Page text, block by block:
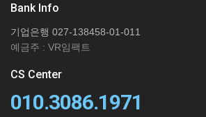
Bank Info
기업은행 027-138458-01-011
예금주 : VR임팩트
CS Center
010.3086.1971